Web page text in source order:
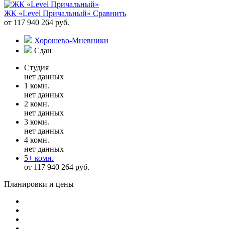
ЖК «Level Причальный» Сравнить
от 117 940 264 руб.
Хорошево-Мневники
Сдан
Студия
нет данных
1 комн.
нет данных
2 комн.
нет данных
3 комн.
нет данных
4 комн.
нет данных
5+ комн.
от 117 940 264 руб.
Планировки и цены